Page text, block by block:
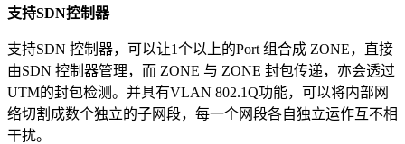
支持SDN控制器
支持SDN 控制器，可以让1个以上的Port 组合成 ZONE，直接
由SDN 控制器管理，而 ZONE 与 ZONE 封包传递，亦会透过
UTM的封包检测。并具有VLAN 802.1Q功能，可以将内部网
络切割成数个独立的子网段，每一个网段各自独立运作互不相
干扰。